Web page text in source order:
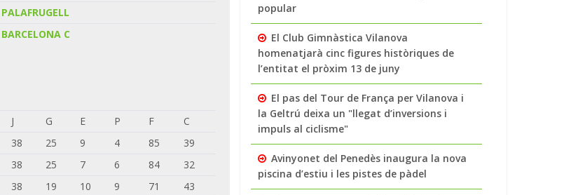
PALAFRUGELL
BARCELONA C
J G E P F
C
38 25 9 4 85
39
38 25 7 6 84
32
38 19 10 9 71
43
popular
El Club Gimnàstica Vilanova
homenatjarà cinc figures històriques de
l’entitat el pròxim 13 de juny
El pas del Tour de França per Vilanova i
la Geltrú deixa un "llegat d’inversions i
impuls al ciclisme"
Avinyonet del Penedès inaugura la nova
piscina d’estiu i les pistes de pàdel